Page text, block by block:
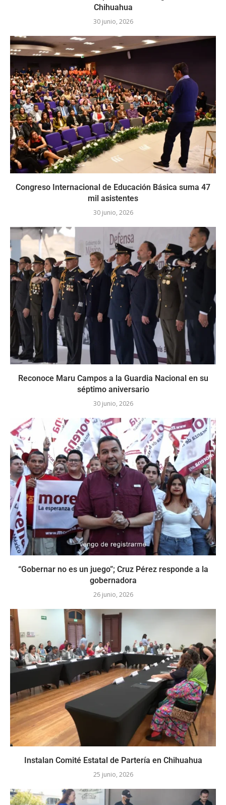
Chihuahua
30 junio, 2026
Congreso Internacional de Educación Básica suma 47
mil asistentes
30 junio, 2026
Reconoce Maru Campos a la Guardia Nacional en su
séptimo aniversario
30 junio, 2026
“Gobernar no es un juego”; Cruz Pérez responde a la
gobernadora
26 junio, 2026
Instalan Comité Estatal de Partería en Chihuahua
25 junio, 2026